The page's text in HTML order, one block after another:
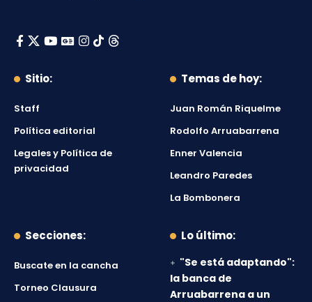
Sitio:
Staff
Política editorial
Legales y Política de
privacidad
Temas de hoy:
Juan Román Riquelme
Rodolfo Arruabarrena
Enner Valencia
Leandro Paredes
La Bombonera
Secciones:
Buscate en la cancha
Torneo Clausura
Lo último:
"Se está adaptando":
la banca de
Arruabarrena a un